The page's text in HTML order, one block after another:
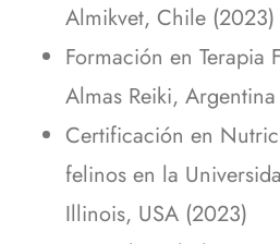
Almikvet, Chile (2023)
Formación en Terapia
Almas Reiki,
Certificación en
felinos en la
Illinois, USA (2023)